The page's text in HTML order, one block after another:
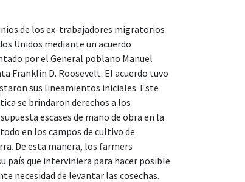
de los ex-trabajadores migratorios
Unidos mediante un acuerdo
por el General poblano Manuel
Franklin D. Roosevelt. El acuerdo tuvo
sus lineamientos iniciales. Este
se brindaron derechos a los
escases de mano de obra en la
en los campos de cultivo de
De esta manera, los farmers
que interviniera para hacer posible
necesidad de levantar las cosechas.